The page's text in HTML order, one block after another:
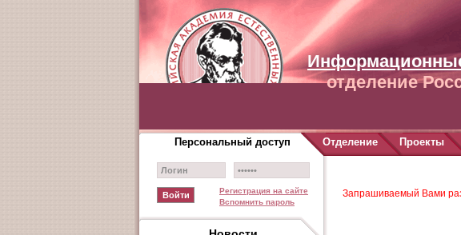
отделение
Регистрация на сайте
Вспомнить пароль
Запрашиваемый Вами
Персональный доступ Отделение Проекты